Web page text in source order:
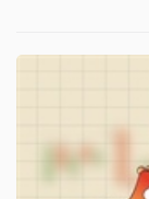
NGUYÊN
VẬT